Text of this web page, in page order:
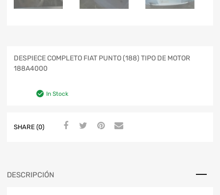
DESPIECE COMPLETO FIAT PUNTO (188) TIPO DE MOTOR
188A4000
In Stock
SHARE (0)
DESCRIPCIÓN